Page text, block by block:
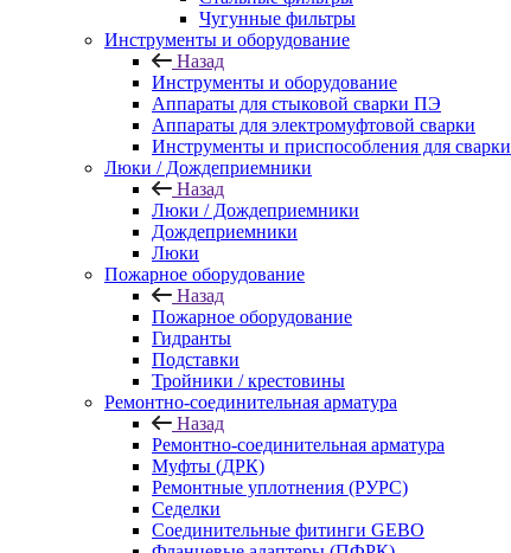
Чугунные фильтры
Инструменты и оборудование
Назад
Инструменты и оборудование
Аппараты для стыковой сварки ПЭ
Аппараты для электромуфтовой сварки
Инструменты и приспособления для сварки
Люки / Дождеприемники
Назад
Люки / Дождеприемники
Дождеприемники
Люки
Пожарное оборудование
Назад
Пожарное оборудование
Гидранты
Подставки
Тройники / крестовины
Ремонтно-соединительная арматура
Назад
Ремонтно-соединительная арматура
Муфты (ДРК)
Ремонтные уплотнения (РУРС)
Седелки
Соединительные фитинги GEBO